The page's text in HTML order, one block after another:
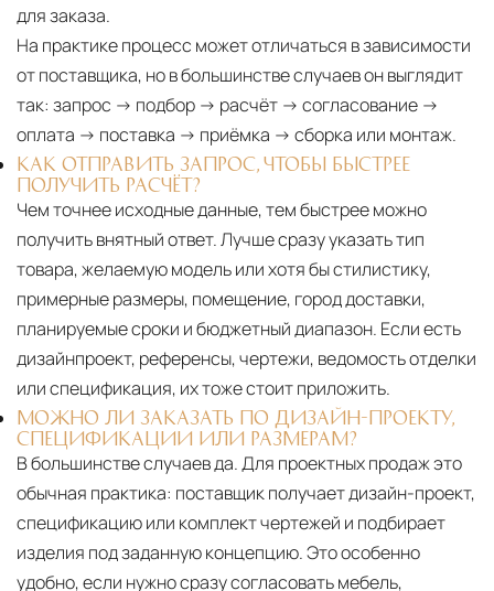
для заказа.
На практике процесс может отличаться в зависимости
от поставщика, но в большинстве случаев он выглядит
так: запрос → подбор → расчёт → согласование →
оплата → поставка → приёмка → сборка или монтаж.
КАК ОТПРАВИТЬ ЗАПРОС, ЧТОБЫ БЫСТРЕЕ
ПОЛУЧИТЬ РАСЧЁТ?
Чем точнее исходные данные, тем быстрее можно
получить внятный ответ. Лучше сразу указать тип
товара, желаемую модель или хотя бы стилистику,
примерные размеры, помещение, город доставки,
планируемые сроки и бюджетный диапазон. Если есть
дизайнпроект, референсы, чертежи, ведомость отделки
или спецификация, их тоже стоит приложить.
МОЖНО ЛИ ЗАКАЗАТЬ ПО ДИЗАЙН-ПРОЕКТУ,
СПЕЦИФИКАЦИИ ИЛИ РАЗМЕРАМ?
В большинстве случаев да. Для проектных продаж это
обычная практика: поставщик получает дизайн-проект,
спецификацию или комплект чертежей и подбирает
изделия под заданную концепцию. Это особенно
удобно, если нужно сразу согласовать мебель,